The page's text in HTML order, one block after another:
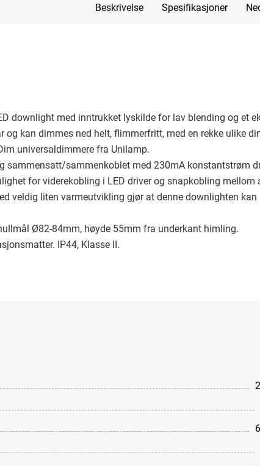
Beskrivelse Spesifikasjoner
downlight med inntrukket lyskilde for lav blending og et
og kan dimmes ned helt, flimmerfritt, med en rekke ulike
universaldimmere fra Unilamp.
sammensatt/sammenkoblet med 230mA konstantstrøm
for viderekobling i LED driver og snapkobling mellom
veldig liten varmeutvikling gjør at denne downlighten kan
Ø82-84mm, høyde 55mm fra underkant himling.
IP44, Klasse II.